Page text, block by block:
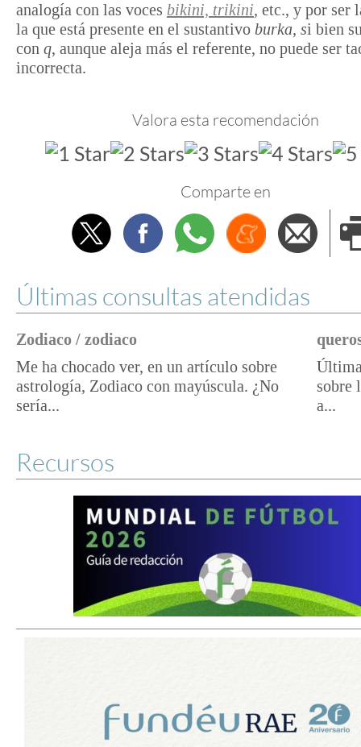
analogía con las voces bikini, trikini, etc., y por ser
la que está presente en el sustantivo burka, si bien
con q, aunque aleja más el referente, no puede ser
incorrecta.
Valora esta recomendación
Comparte en
TwitterFacebookWhatsappMenéame
Últimas consultas atendidas
Zodiaco / zodiaco
Me ha chocado ver, en un artículo sobre
astrología, Zodiaco con mayúscula. ¿No
sería...
sobre
a...
Recursos